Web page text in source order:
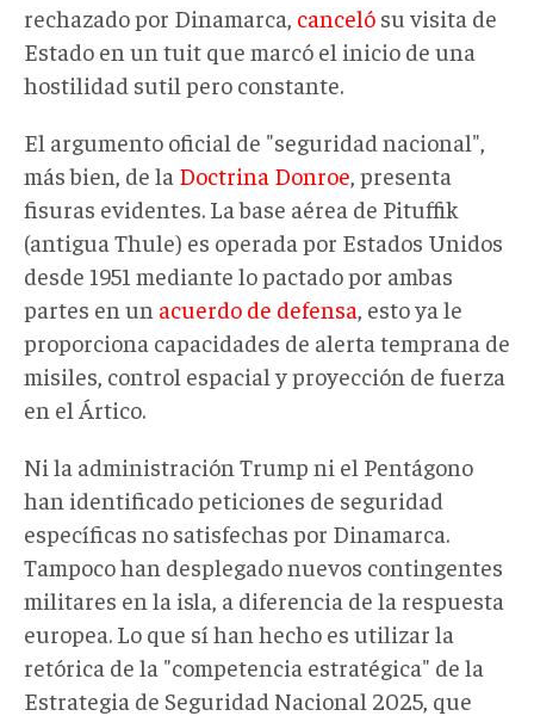
rechazado por Dinamarca, canceló su visita de
Estado en un tuit que marcó el inicio de una
hostilidad sutil pero constante.
El argumento oficial de "seguridad nacional",
más bien, de la Doctrina Donroe , presenta
fisuras evidentes. La base aérea de Pituffik
(antigua Thule) es operada por Estados Unidos
desde 1951 mediante lo pactado por ambas
partes en un acuerdo de defensa , esto ya le
proporciona capacidades de alerta temprana de
misiles, control espacial y proyección de fuerza
en el Ártico.
Ni la administración Trump ni el Pentágono
han identificado peticiones de seguridad
específicas no satisfechas por Dinamarca.
Tampoco han desplegado nuevos contingentes
militares en la isla, a diferencia de la respuesta
europea. Lo que sí han hecho es utilizar la
retórica de la "competencia estratégica" de la
Estrategia de Seguridad Nacional 2025, que